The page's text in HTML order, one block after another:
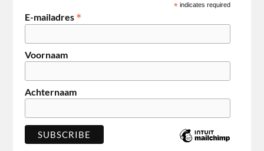
* indicates required
E-mailadres *
Voornaam
Achternaam